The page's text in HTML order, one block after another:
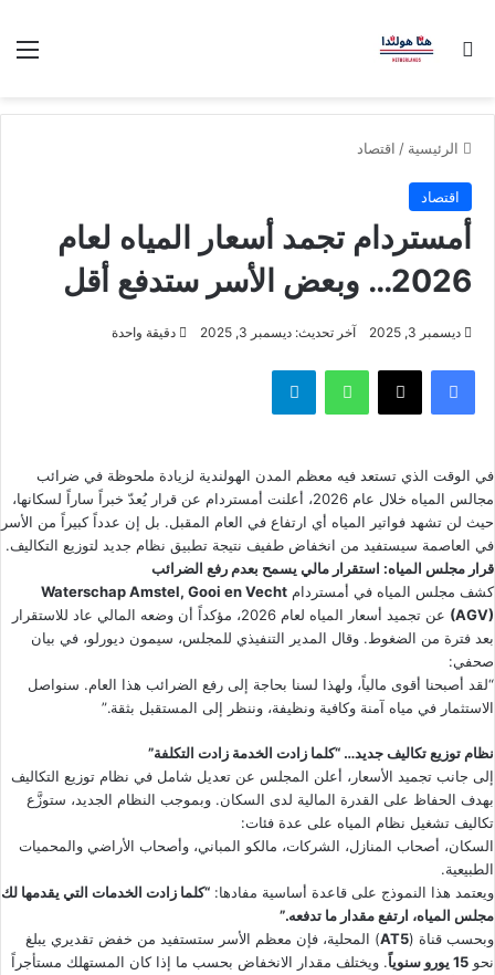
بحث عن
الرئيسية / اقتصاد
اقتصاد
أمستردام تجمد أسعار المياه لعام
2026… وبعض الأسر ستدفع أقل
ديسمبر 3, 2025 آخر تحديث: ديسمبر 3, 2025 دقيقة واحدة
فيسبوك ‫X واتساب تيلقرام
في الوقت الذي تستعد فيه معظم المدن الهولندية لزيادة ملحوظة في ضرائب
مجالس المياه خلال عام 2026، أعلنت أمستردام عن قرار يُعدّ خبراً ساراً لسكانها،
حيث لن تشهد فواتير المياه أي ارتفاع في العام المقبل. بل إن عدداً كبيراً من الأسر
في العاصمة سيستفيد من انخفاض طفيف نتيجة تطبيق نظام جديد لتوزيع التكاليف.
قرار مجلس المياه: استقرار مالي يسمح بعدم رفع الضرائب
كشف مجلس المياه في أمستردام Waterschap Amstel, Gooi en Vecht
(AGV)
عن تجميد أسعار المياه لعام 2026، مؤكداً أن وضعه المالي عاد للاستقرار
بعد فترة من الضغوط. وقال المدير التنفيذي للمجلس، سيمون ديورلو، في بيان
صحفي:
“لقد أصبحنا أقوى مالياً، ولهذا لسنا بحاجة إلى رفع الضرائب هذا العام. سنواصل
الاستثمار في مياه آمنة وكافية ونظيفة، وننظر إلى المستقبل بثقة.”
نظام توزيع تكاليف جديد… “كلما زادت الخدمة زادت التكلفة”
إلى جانب تجميد الأسعار، أعلن المجلس عن تعديل شامل في نظام توزيع التكاليف
بهدف الحفاظ على القدرة المالية لدى السكان. وبموجب النظام الجديد، ستوزَّع
تكاليف تشغيل نظام المياه على عدة فئات:
السكان، أصحاب المنازل، الشركات، مالكو المباني، وأصحاب الأراضي والمحميات
الطبيعية.
ويعتمد هذا النموذج على قاعدة أساسية مفادها: “كلما زادت الخدمات التي يقدمها لك
مجلس المياه، ارتفع مقدار ما تدفعه.”
وبحسب قناة (AT5) المحلية، فإن معظم الأسر ستستفيد من خفض تقديري يبلغ
نحو 15 يورو سنوياً
. ويختلف مقدار الانخفاض بحسب ما إذا كان المستهلك مستأجراً